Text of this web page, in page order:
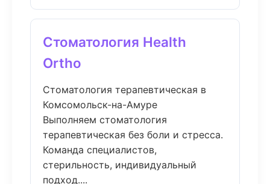
Стоматология Health
Ortho
Стоматология терапевтическая в
Комсомольск-на-Амуре
Выполняем стоматология
терапевтическая без боли и стресса.
Команда специалистов,
стерильность, индивидуальный
подход....